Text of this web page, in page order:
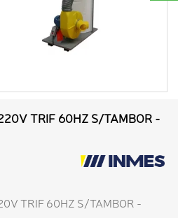
TRIF 60HZ S/TAMBOR -
TRIF 60HZ S/TAMBOR -